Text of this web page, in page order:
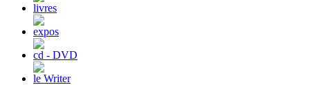
livres
expos
cd - DVD
le Writer